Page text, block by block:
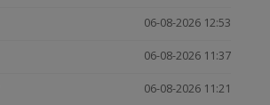
06-08-2026 12:53
06-08-2026 11:37
06-08-2026 11:21